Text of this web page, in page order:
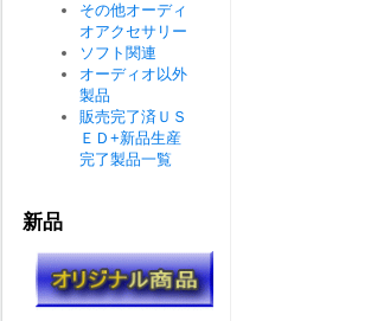
その他オーディ
オアクセサリー
ソフト関連
オーディオ以外
製品
販売完了済ＵＳ
ＥＤ+新品生産
完了製品一覧
新品